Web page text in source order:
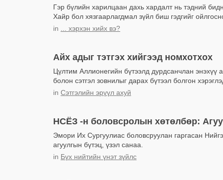
Гэр бүлийн харилцаан дахь хардалт нь тэдний
Хайр бол хязгаарлагдмал зүйл биш гэдгийг
in
... хэрхэн хийх вэ?
Айх адыг тэтгэх хийгээд номхотхох
Цүлтим Аллионегийн бүтээлд дурдсанчлан
болон сэтгэл зовнилыг дарах бүтээл болгон
in Сэтгэлийн эрүүл ахуй
НСЁЗ -н боловсролын хөтөлбөр:
Эмори Их Сургуулиас боловсруулан гаргасан
агуулгын бүтэц, үзэл санаа.
in Бүх нийтийн үнэт зүйлс